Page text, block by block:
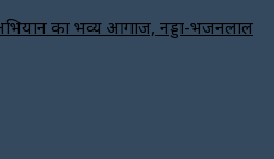
का भव्य आगाज, नड्डा-भजनलाल